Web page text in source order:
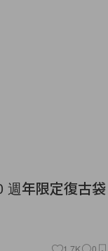
週年限定復古袋